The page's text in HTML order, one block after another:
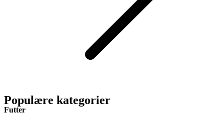
Populære kategorier
Futter